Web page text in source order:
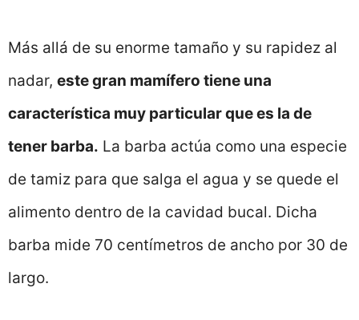
Más allá de su enorme tamaño y su rapidez al
nadar, este gran mamífero tiene una
característica muy particular que es la de
tener barba. La barba actúa como una especie
de tamiz para que salga el agua y se quede el
alimento dentro de la cavidad bucal. Dicha
barba mide 70 centímetros de ancho por 30 de
largo.